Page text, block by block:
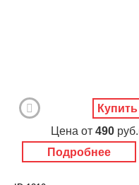
Подробнее
Цена от 490
Купить